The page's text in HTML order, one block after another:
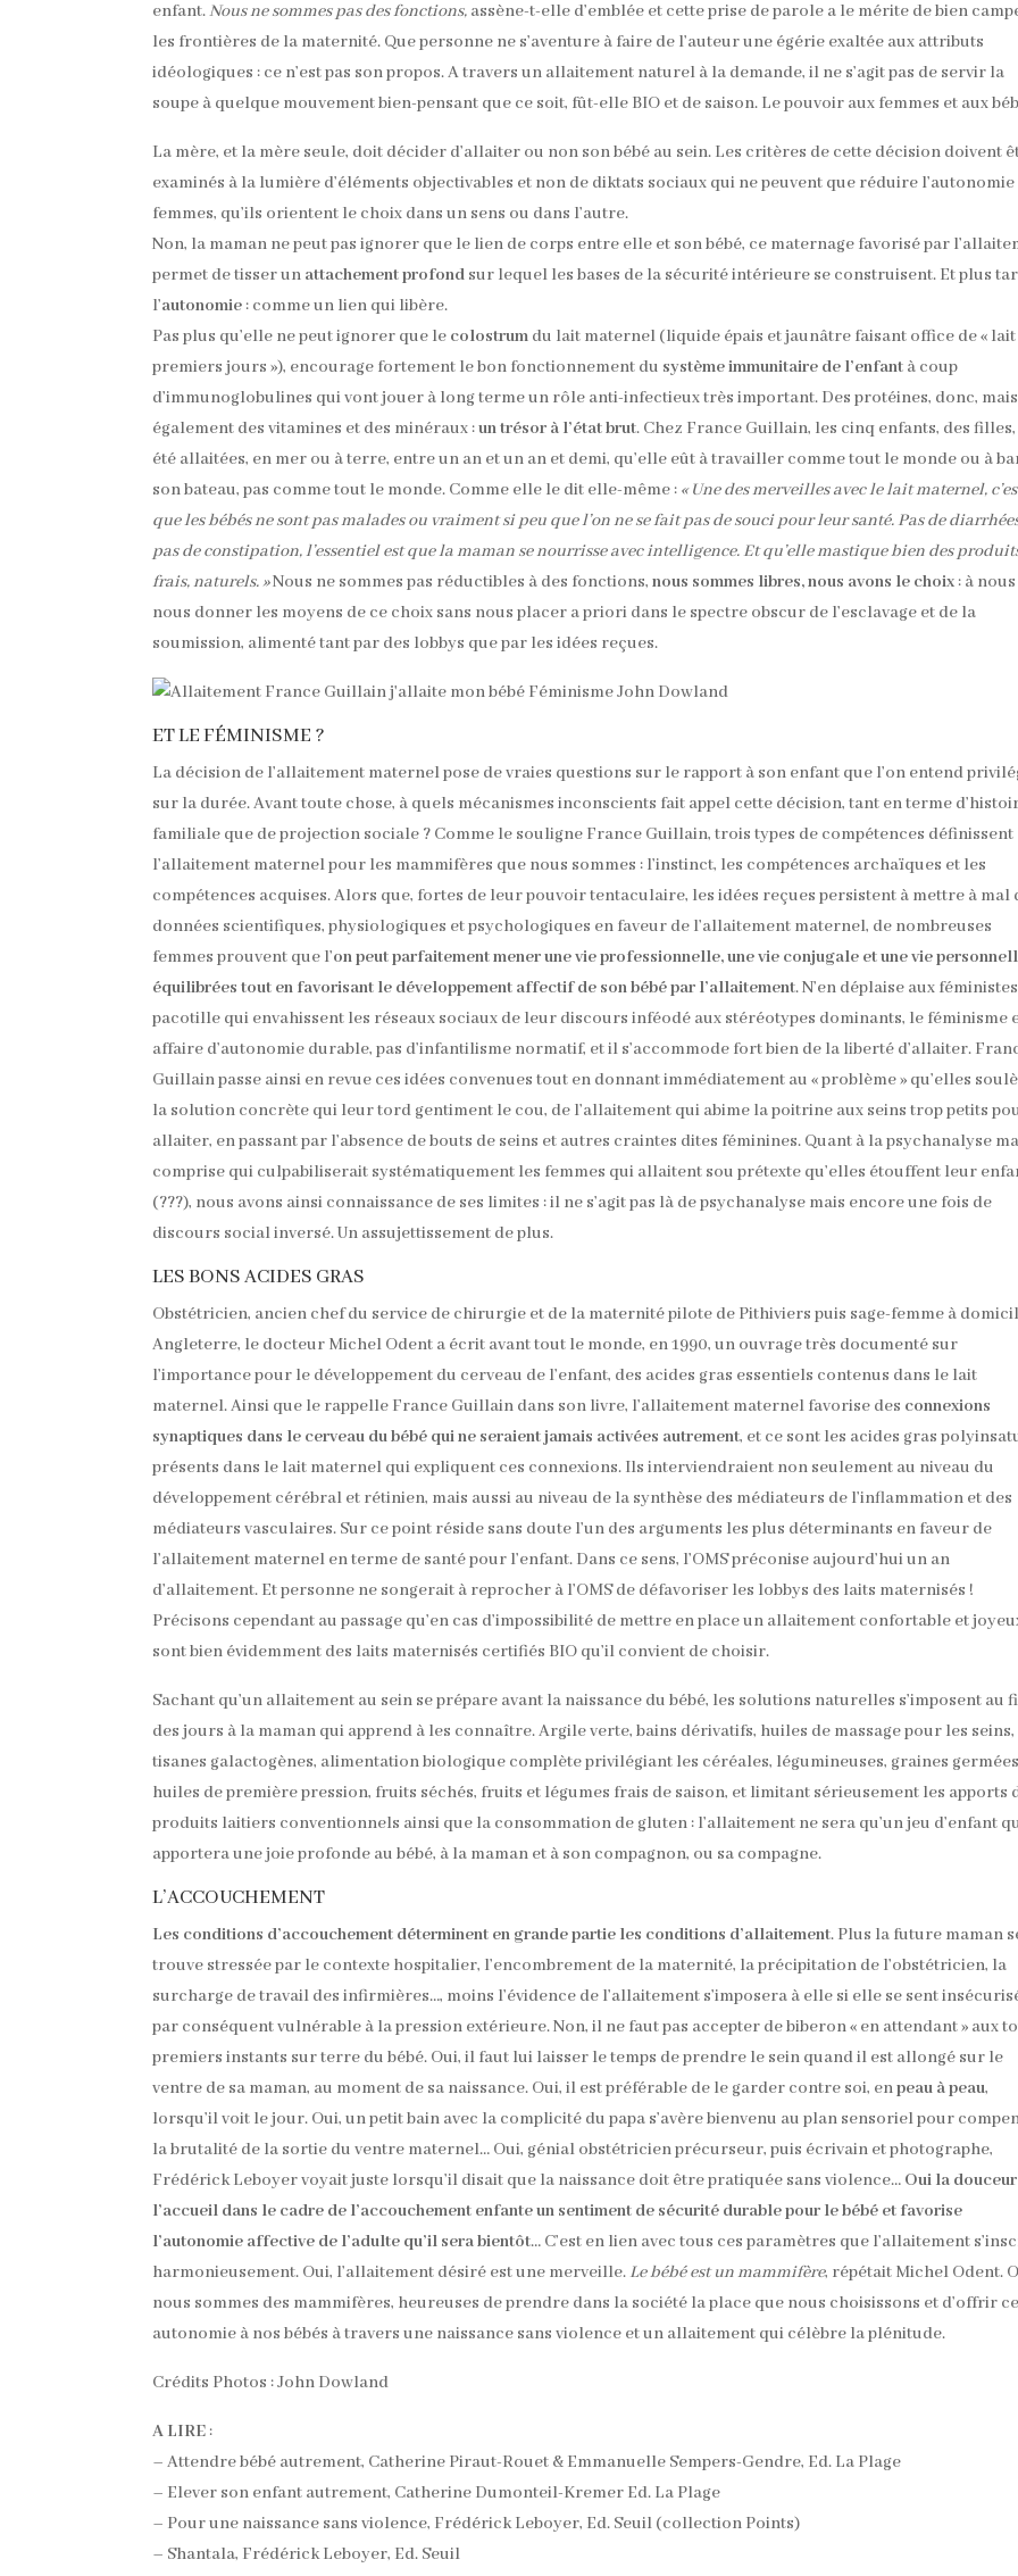
enfant.Nous ne sommes pas des fonctions, assène-t-elle d’emblée et cette prise de parole a le mérite de bien
les frontières de la maternité. Que personne ne s’aventure à faire de l’auteur une égérie exaltée aux attributs
idéologiques : ce n’est pas son propos. Atravers un allaitement naturel à la demande, il ne s’agit pas de servir la
soupe à quelque mouvement bien-pensant que ce soit, fût-elle BIO et de saison. Le pouvoir aux femmes et aux
La mère, et la mère seule, doit décider d’allaiter ou non son bébé au sein. Les critères de cette décision doivent
examinés à la lumière d’éléments objectivables et non de diktats sociaux qui ne peuvent que réduire l’autonomie
femmes, qu’ils orientent le choix dans un sens ou dans l’autre.
Non, la maman ne peut pas ignorer que le lien de corps entre elle et son bébé, ce maternage favorisé par
permet de tisser un attachement profond sur lequel les bases de la sécurité intérieure se construisent. Et plus
l’autonomie : comme un lien qui libère.
Pas plus qu’elle ne peut ignorer que le colostrum du lait maternel (liquide épais et jaunâtre faisant office de « lait
premiers jours »), encourage fortement le bon fonctionnement du système immunitaire de l’enfant à coup
d’immunoglobulines qui vont jouer à long terme un rôle anti-infectieux très important. Des protéines, donc, mais
également des vitamines et des minéraux :un trésor à l’état brut. Chez France Guillain, les cinq enfants, des
été allaitées, en mer ou à terre, entre un an et un an et demi, qu’elle eût à travailler comme tout le monde ou à
son bateau, pas comme tout le monde. Comme elle le dit elle-même : « Une des merveilles avec le lait maternel,
que les bébés ne sont pas malades ou vraiment si peu que l’on ne se fait pas de souci pour leur santé. Pas de
pas de constipation, l’essentiel est que la maman se nourrisse avec intelligence. Et qu’elle mastique bien des
frais, naturels. »Nous ne sommes pas réductibles à des fonctions,nous sommes libres, nous avons le choix : à
nous donner les moyens de ce choix sans nous placer a priori dans le spectre obscur de l’esclavage et de la
soumission, alimenté tant par des lobbys que par les idées reçues.
ET LE FÉMINISME ?
La décision de l’allaitement maternel pose de vraies questions sur le rapport à son enfant que l’on entend
sur la durée. Avant toute chose, à quels mécanismes inconscients fait appel cette décision, tant en terme
familiale que de projection sociale ? Comme le souligne France Guillain, trois types de compétences définissent
l’allaitement maternel pour les mammifères que nous sommes : l’instinct, les compétences archaïques et les
compétences acquises. Alors que, fortes de leur pouvoir tentaculaire, les idées reçues persistent à mettre à mal
données scientifiques, physiologiques et psychologiques en faveur de l’allaitement maternel, de nombreuses
femmes prouvent que l’on peut parfaitement mener une vie professionnelle, une vie conjugale et une vie
équilibrées tout en favorisant le développement affectif de son bébé par l’allaitement. N’en déplaise aux
pacotille qui envahissent les réseaux sociaux de leur discours inféodé aux stéréotypes dominants, le féminisme
affaire d’autonomie durable, pas d’infantilisme normatif, et il s’accommode fort bien de la liberté d’allaiter.
Guillain passe ainsi en revue ces idées convenues tout en donnant immédiatement au « problème » qu’elles
la solution concrète qui leur tord gentiment le cou, de l’allaitement qui abime la poitrine aux seins trop petits
allaiter, en passant par l’absence de bouts de seins et autres craintes dites féminines. Quant à la psychanalyse
comprise qui culpabiliserait systématiquement les femmes qui allaitent sou prétexte qu’elles étouffent leur
(???), nous avons ainsi connaissance de ses limites : il ne s’agit pas là de psychanalyse mais encore une fois de
discours social inversé. Un assujettissement de plus.
LES BONS ACIDES GRAS
Obstétricien, ancien chef du service de chirurgie et de la maternité pilote de Pithiviers puis sage-femme à
Angleterre, le docteur Michel Odent a écrit avant tout le monde, en 1990, un ouvrage très documenté sur
l’importance pour le développement du cerveau de l’enfant, des acides gras essentiels contenus dans le lait
maternel. Ainsi que le rappelle France Guillain dans son livre, l’allaitement maternel favorise des connexions
synaptiques dans le cerveau du bébé qui ne seraient jamais activées autrement, et ce sont les acides gras
présents dans le lait maternel qui expliquent ces connexions. Ils interviendraient non seulement au niveau du
développement cérébral et rétinien, mais aussi au niveau de la synthèse des médiateurs de l’inflammation et des
médiateurs vasculaires. Sur ce point réside sans doute l’un des arguments les plus déterminants en faveur de
l’allaitement maternel en terme de santé pour l’enfant. Dans ce sens, l’OMS préconise aujourd’hui un an
d’allaitement. Et personne ne songerait à reprocher à l’OMS de défavoriser les lobbys des laits maternisés !
Précisons cependant au passage qu’en cas d’impossibilité de mettre en place un allaitement confortable et
sont bien évidemment des laits maternisés certifiés BIO qu’il convient de choisir.
Sachant qu’un allaitement au sein se prépare avant la naissance du bébé, les solutions naturelles s’imposent au
des jours à la maman qui apprend à les connaître. Argile verte, bains dérivatifs, huiles de massage pour les seins,
tisanes galactogènes, alimentation biologique complète privilégiant les céréales, légumineuses, graines
huiles de première pression, fruits séchés, fruits et légumes frais de saison, et limitant sérieusement les apports
produits laitiers conventionnels ainsi que la consommation de gluten : l’allaitement ne sera qu’un jeu d’enfant
apportera une joie profonde au bébé, à la maman et à son compagnon, ou sa compagne.
L’ACCOUCHEMENT
Les conditions d’accouchement déterminent en grande partie les conditions d’allaitement. Plus la future maman
trouve stressée par le contexte hospitalier, l’encombrement de la maternité, la précipitation de l’obstétricien, la
surcharge de travail des infirmières…, moins l’évidence de l’allaitement s’imposera à elle si elle se sent
par conséquent vulnérable à la pression extérieure. Non, il ne faut pas accepter de biberon « en attendant » aux
premiers instants sur terre du bébé. Oui, il faut lui laisser le temps de prendre le sein quand il est allongé sur le
ventre de sa maman, au moment de sa naissance. Oui, il est préférable de le garder contre soi, enpeau à peau,
lorsqu’il voit le jour. Oui, un petit bain avec la complicité du papa s’avère bienvenu au plan sensoriel pour
la brutalité de la sortie du ventre maternel… Oui, génial obstétricien précurseur, puis écrivain et photographe,
Frédérick Leboyer voyait juste lorsqu’il disait que la naissance doit être pratiquée sans violence… Oui la
l’accueil dans le cadre de l’accouchement enfante un sentiment de sécurité durable pour le bébé et favorise
l’autonomie affective de l’adulte qu’il sera bientôt… C’est en lien avec tous ces paramètres que l’allaitement
harmonieusement. Oui, l’allaitement désiré est une merveille.Le bébé est un mammifère, répétait Michel Odent.
nous sommes des mammifères, heureuses de prendre dans la société la place que nous choisissons et d’offrir
autonomie à nos bébés à travers une naissance sans violence et un allaitement qui célèbre la plénitude.
Crédits Photos : John Dowland
A LIRE :
– Attendre bébé autrement, Catherine Piraut-Rouet & Emmanuelle Sempers-Gendre, Ed. La Plage
– Elever son enfant autrement, Catherine Dumonteil-Kremer Ed. La Plage
– Pour une naissance sans violence, Frédérick Leboyer, Ed. Seuil (collection Points)
– Shantala, Frédérick Leboyer, Ed. Seuil